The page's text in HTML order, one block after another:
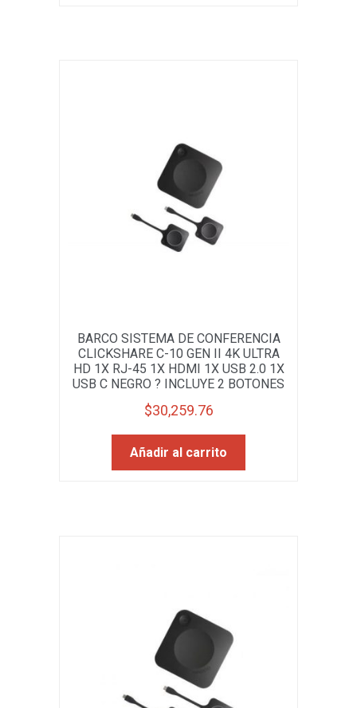
BARCO SISTEMA DE CONFERENCIA
CLICKSHARE C-10 GEN II 4K ULTRA
HD 1X RJ-45 1X HDMI 1X USB 2.0 1X
USB C NEGRO ? INCLUYE 2 BOTONES
$30,259.76
Añadir al carrito